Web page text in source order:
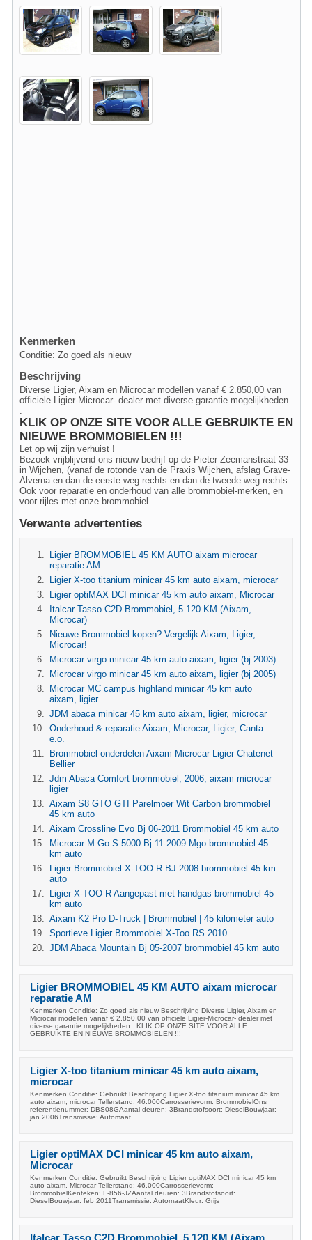
Kenmerken
Conditie: Zo goed als nieuw
Beschrijving
Diverse Ligier, Aixam en Microcar modellen vanaf € 2.850,00 van
officiele Ligier-Microcar- dealer met diverse garantie mogelijkheden
KLIK OP ONZE SITE VOOR ALLE GEBRUIKTE EN
NIEUWE BROMMOBIELEN !!!
Let op wij zijn verhuist !
Bezoek vrijblijvend ons nieuw bedrijf op de Pieter Zeemanstraat 33
in Wijchen, (vanaf de rotonde van de Praxis Wijchen, afslag Grave-
Alverna en dan de eerste weg rechts en dan de tweede weg rechts.
Ook voor reparatie en onderhoud van alle brommobiel-merken, en
voor rijles met onze brommobiel.
Verwante advertenties
Ligier BROMMOBIEL 45 KM AUTO aixam microcar
reparatie AM
Ligier X-too titanium minicar 45 km auto aixam, microcar
Ligier optiMAX DCI minicar 45 km auto aixam, Microcar
Italcar Tasso C2D Brommobiel, 5.120 KM (Aixam,
Microcar)
Nieuwe Brommobiel kopen? Vergelijk Aixam, Ligier,
Microcar!
Microcar virgo minicar 45 km auto aixam, ligier (bj 2003)
Microcar virgo minicar 45 km auto aixam, ligier (bj 2005)
Microcar MC campus highland minicar 45 km auto
aixam, ligier
JDM abaca minicar 45 km auto aixam, ligier, microcar
Onderhoud & reparatie Aixam, Microcar, Ligier, Canta
e.o.
Brommobiel onderdelen Aixam Microcar Ligier Chatenet
Bellier
Jdm Abaca Comfort brommobiel, 2006, aixam microcar
ligier
Aixam S8 GTO GTI Parelmoer Wit Carbon brommobiel
45 km auto
Aixam Crossline Evo Bj 06-2011 Brommobiel 45 km auto
Microcar M.Go S-5000 Bj 11-2009 Mgo brommobiel 45
km auto
Ligier Brommobiel X-TOO R BJ 2008 brommobiel 45 km
auto
Ligier X-TOO R Aangepast met handgas brommobiel 45
km auto
Aixam K2 Pro D-Truck | Brommobiel | 45 kilometer auto
Sportieve Ligier Brommobiel X-Too RS 2010
JDM Abaca Mountain Bj 05-2007 brommobiel 45 km auto
Ligier BROMMOBIEL 45 KM AUTO aixam microcar
reparatie AM
Kenmerken Conditie: Zo goed als nieuw Beschrijving Diverse Ligier, Aixam en
Microcar modellen vanaf € 2.850,00 van officiele Ligier-Microcar- dealer met
diverse garantie mogelijkheden . KLIK OP ONZE SITE VOOR ALLE
GEBRUIKTE EN NIEUWE BROMMOBIELEN !!!
Ligier X-too titanium minicar 45 km auto aixam,
microcar
Kenmerken Conditie: Gebruikt Beschrijving Ligier X-too titanium minicar 45 km
auto aixam, microcar Tellerstand: 46.000Carrosserievorm: BrommobielOns
referentienummer: DBS08GAantal deuren: 3Brandstofsoort: DieselBouwjaar:
jan 2006Transmissie: Automaat
Ligier optiMAX DCI minicar 45 km auto aixam,
Microcar
Kenmerken Conditie: Gebruikt Beschrijving Ligier optiMAX DCI minicar 45 km
auto aixam, Microcar Tellerstand: 46.000Carrosserievorm:
BrommobielKenteken: F-856-JZAantal deuren: 3Brandstofsoort:
DieselBouwjaar: feb 2011Transmissie: AutomaatKleur: Grijs